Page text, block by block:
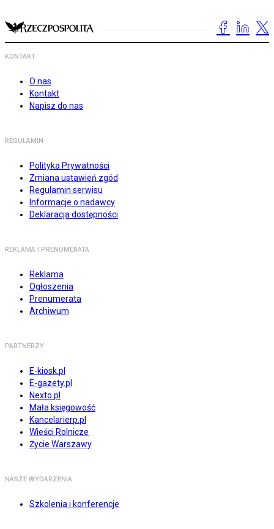
KONTAKT
O nas
Kontakt
Napisz do nas
REGULAMIN
Polityka Prywatności
Zmiana ustawień zgód
Regulamin serwisu
Informacje o nadawcy
Deklaracja dostępności
REKLAMA I PRENUMERATA
Reklama
Ogłoszenia
Prenumerata
Archiwum
PARTNERZY
E-kiosk.pl
E-gazety.pl
Nexto.pl
Mała księgowość
Kancelarierp.pl
Wieści Rolnicze
Życie Warszawy
NASZE WYDARZENIA
Szkolenia i konferencje